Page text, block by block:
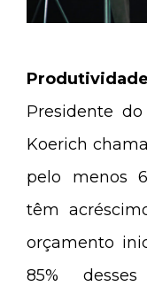
Presidente
Koerich
pelo menos
têm
orçamento
85%